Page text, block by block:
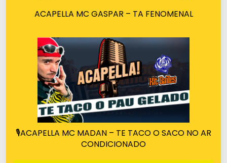
ACAPELLA MC GASPAR – TA FENOMENAL
🎙ACAPELLA MC MADAN – TE TACO O SACO NO AR
CONDICIONADO